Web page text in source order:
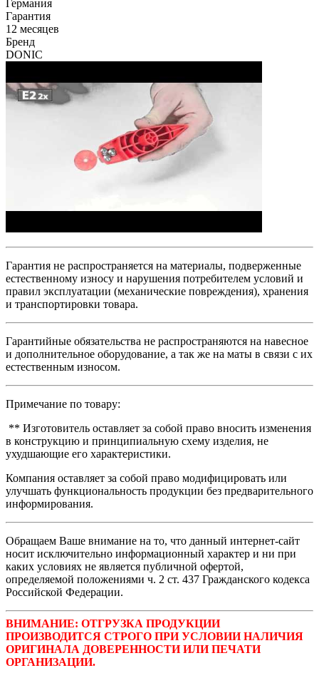
Германия
Гарантия
12 месяцев
Бренд
DONIC
Гарантия не распространяется на материалы, подверженные
естественному износу и нарушения потребителем условий и
правил эксплуатации (механические повреждения), хранения
и транспортировки товара.
Гарантийные обязательства не распространяются на навесное
и дополнительное оборудование, а так же на маты в связи с их
естественным износом.
Примечание по товару:
** Изготовитель оставляет за собой право вносить изменения
в конструкцию и принципиальную схему изделия, не
ухудшающие его характеристики.
Компания оставляет за собой право модифицировать или
улучшать функциональность продукции без предварительного
информирования.
Обращаем Ваше внимание на то, что данный интернет-сайт
носит исключительно информационный характер и ни при
каких условиях не является публичной офертой,
определяемой положениями ч. 2 ст. 437 Гражданского кодекса
Российской Федерации.
ВНИМАНИЕ: ОТГРУЗКА ПРОДУКЦИИ
ПРОИЗВОДИТСЯ СТРОГО ПРИ УСЛОВИИ НАЛИЧИЯ
ОРИГИНАЛА ДОВЕРЕННОСТИ ИЛИ ПЕЧАТИ
ОРГАНИЗАЦИИ.